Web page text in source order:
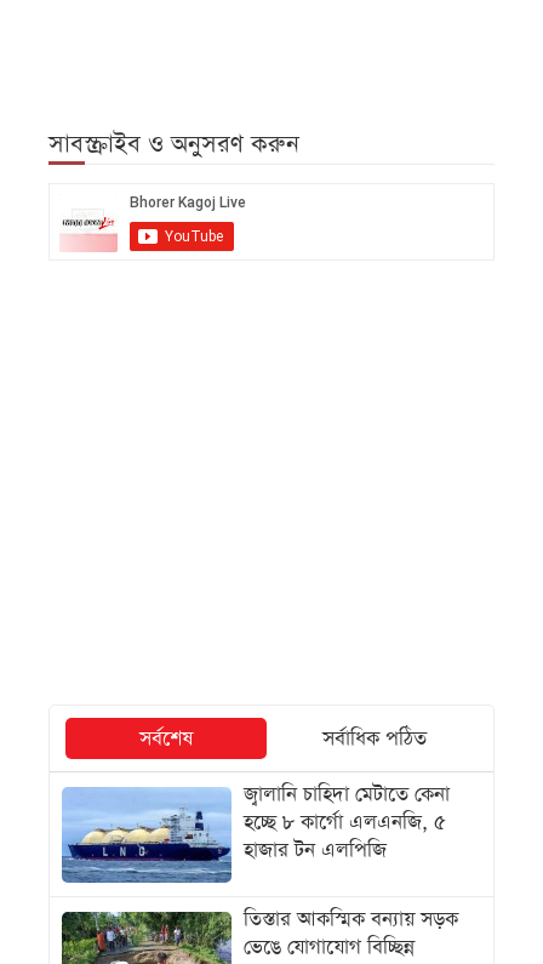
সাবস্ক্রাইব ও অনুসরণ করুন
সর্বশেষ
সর্বাধিক পঠিত
জ্বালানি চাহিদা মেটাতে কেনা
হচ্ছে ৮ কার্গো এলএনজি, ৫
হাজার টন এলপিজি
তিস্তার আকস্মিক বন্যায় সড়ক
ভেঙে যোগাযোগ বিচ্ছিন্ন